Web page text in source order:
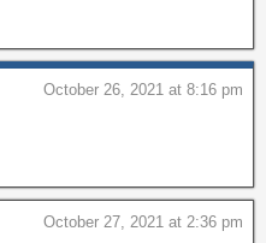
October 26, 2021 at 8:16 pm
October 27, 2021 at 2:36 pm